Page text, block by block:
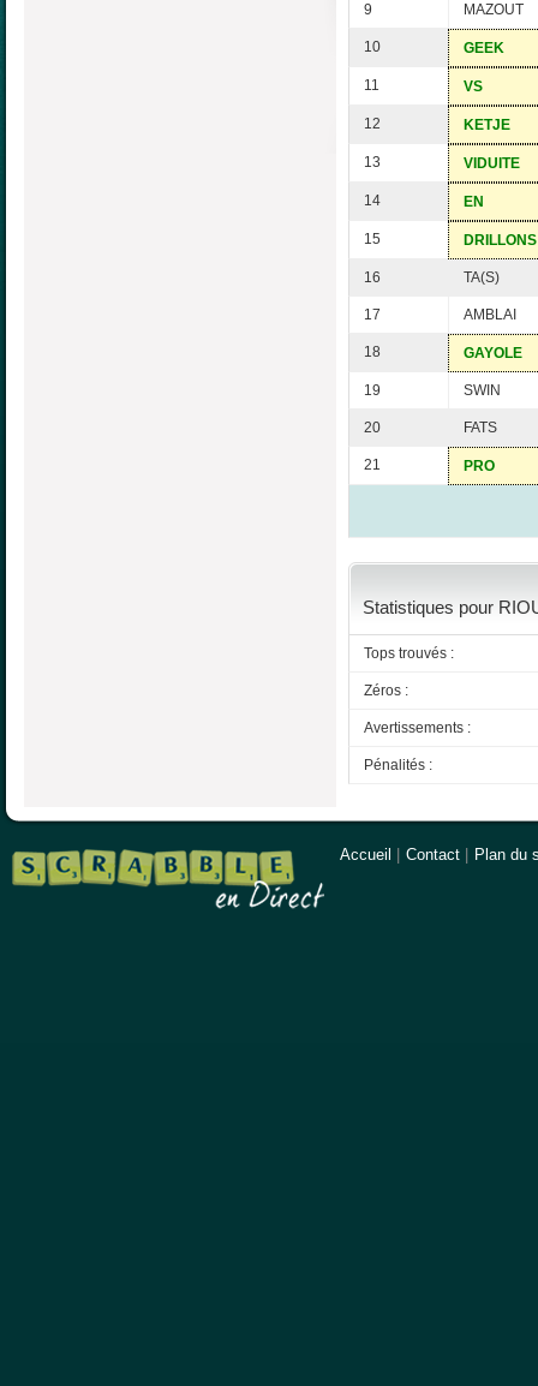
9 MAZOUT
10 GEEK
11 VS
12 KETJE
13 VIDUITE
14 EN
15 DRILLONS
16 TA(S)
17 AMBLAI
18 GAYOLE
19 SWIN
20 FATS
21 PRO
Statistiques pour
Tops trouvés :
Zéros :
Avertissements :
Pénalités :
Accueil Contact Plan du